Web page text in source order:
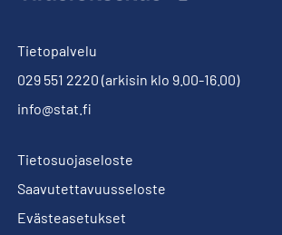
Tietopalvelu
029 551 2220 (arkisin klo 9.00-16.00)
info@stat.fi
Tietosuojaseloste
Saavutettavuusseloste
Evästeasetukset